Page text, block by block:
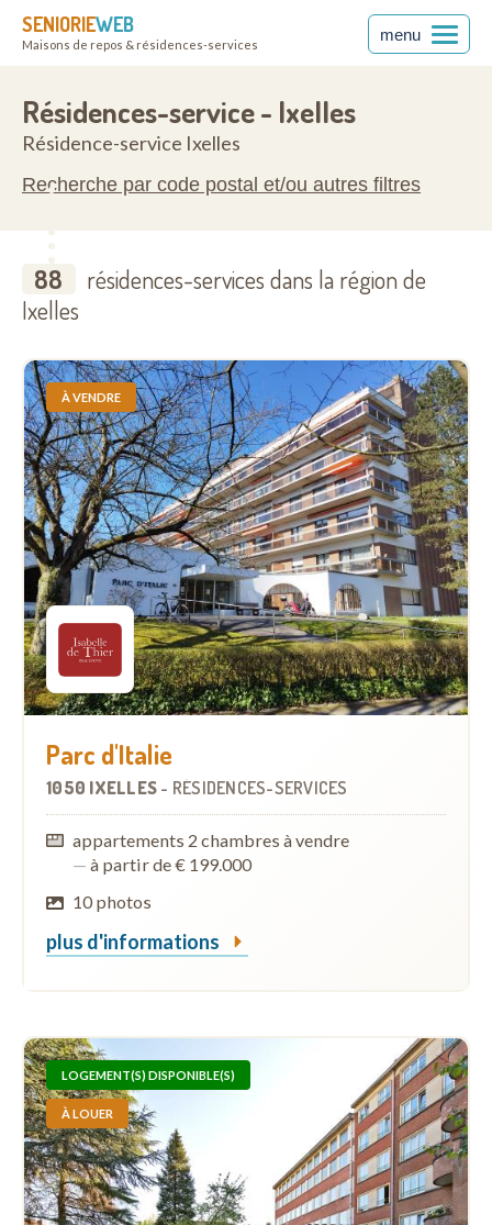
SENIORIEWEB
Maisons de repos & résidences-services
menu
Résidences-service - Ixelles
Résidence-service Ixelles
Recherche par code postal et/ou autres filtres
88
résidences-services dans la région de
Ixelles
À VENDRE
Parc d'Italie
1050 IXELLES - RÉSIDENCES-SERVICES
appartements 2 chambres à vendre
— à partir de € 199.000
10 photos
plus d'informations
LOGEMENT(S) DISPONIBLE(S)
À LOUER